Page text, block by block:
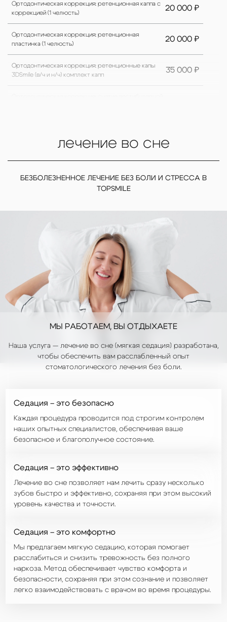
Ортодонтическая коррекция: ретенционная каппа с
коррекцией (1 челюсть)
20 000 ₽
Ортодонтическая коррекция: ретенционная
пластинка (1 челюсть)
20 000 ₽
Ортодонтическая коррекция: ретенционные капы
3DSmile (в/ч и н/ч) комплект капп
35 000 ₽
лечение во сне
БЕЗБОЛЕЗНЕННОЕ ЛЕЧЕНИЕ БЕЗ БОЛИ И СТРЕССА В
TOPSMILE
МЫ РАБОТАЕМ, ВЫ ОТДЫХАЕТЕ
Наша услуга — лечение во сне (мягкая седация) разработана,
чтобы обеспечить вам расслабленный опыт
стоматологического лечения без боли.
Седация – это безопасно
Каждая процедура проводится под строгим контролем
наших опытных специалистов, обеспечивая ваше
безопасное и благополучное состояние.
Седация – это эффективно
Лечение во сне позволяет нам лечить сразу несколько
зубов быстро и эффективно, сохраняя при этом высокий
уровень качества и точности.
Седация – это комфортно
Мы предлагаем мягкую седацию, которая помогает
расслабиться и снизить тревожность без полного
наркоза. Метод обеспечивает чувство комфорта и
безопасности, сохраняя при этом сознание и позволяет
легко взаимодействовать с врачом во время процедуры.